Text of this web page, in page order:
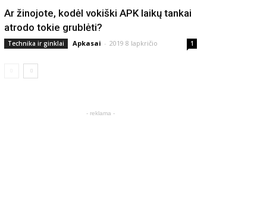
Ar žinojote, kodėl vokiški APK laikų tankai
atrodo tokie grublėti?
Technika ir ginklai Apkasai - 2019 8 lapkričio 1
- reklama -